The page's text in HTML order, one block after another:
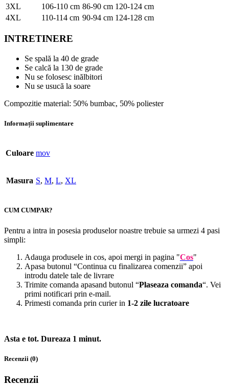
3XL
106-110 cm 86-90 cm 120-124 cm
4XL
110-114 cm 90-94 cm 124-128 cm
INTRETINERE
Se spală la 40 de grade
Se calcă la 130 de grade
Nu se folosesc inălbitori
Nu se usucă la soare
Compozitie material: 50% bumbac, 50% poliester
Informații suplimentare
Culoare mov
Masura S, M, L, XL
CUM CUMPAR?
Pentru a intra in posesia produselor noastre trebuie sa urmezi 4 pasi
simpli:
Adauga produsele in cos, apoi mergi in pagina "Cos"
Apasa butonul “Continua cu finalizarea comenzii” apoi
introdu datele tale de livrare
Trimite comanda apasand butonul “Plaseaza comanda“. Vei
primi notificari prin e-mail.
Primesti comanda prin curier in 1-2 zile lucratoare
Asta e tot. Dureaza 1 minut.
Recenzii (0)
Recenzii